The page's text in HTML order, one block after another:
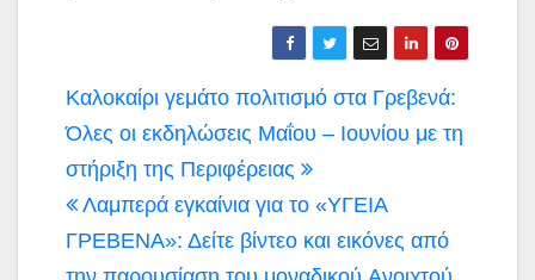
Πλοήγηση
άρθρων
Καλοκαίρι γεμάτο πολιτισμό στα Γρεβενά:
Όλες οι εκδηλώσεις Μαΐου – Ιουνίου με τη
στήριξη της Περιφέρειας
Λαμπερά εγκαίνια για το «ΥΓΕΙΑ
ΓΡΕΒΕΝΑ»: Δείτε βίντεο και εικόνες από